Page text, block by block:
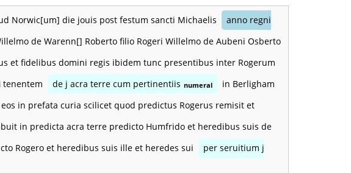
Norwic[um] die jouis post festum sancti Michaelis
anno regni
de Warenn[] Roberto filio Rogeri Willelmo de Aubeni Osberto
et fidelibus domini regis ibidem tunc presentibus inter Rogerum
de j acra terre cum pertinentiis numeral
in Berligham
in prefata curia scilicet quod predictus Rogerus remisit et
in predicta acra terre predicto Humfrido et heredibus suis de
Rogero et heredibus suis ille et heredes sui
per seruitium j